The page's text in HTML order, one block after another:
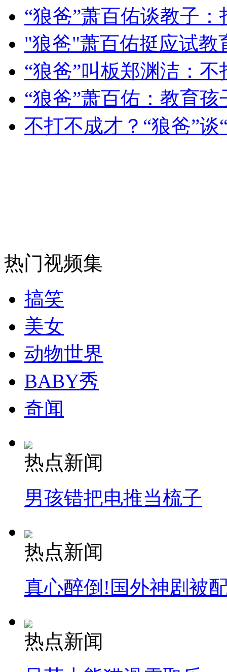
走！跟着总书记去植树
消防员救轻生者 花炮节热闹非凡 减压"枕头大战"
“狼爸”萧百佑谈教子
"狼爸"萧百佑挺应试
“狼爸”叫板郑渊洁：
“狼爸”萧百佑：教育
不打不成才？“狼爸”谈
热门视频集
搞笑
美女
动物世界
BABY秀
奇闻
热点新闻
男孩错把电推当梳子
热点新闻
真心醉倒!国外神剧被
热点新闻